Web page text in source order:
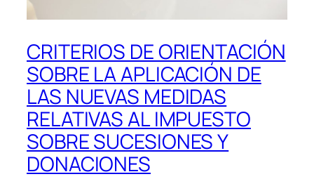
CRITERIOS DE ORIENTACIÓN
SOBRE LA APLICACIÓN DE
LAS NUEVAS MEDIDAS
RELATIVAS AL IMPUESTO
SOBRE SUCESIONES Y
DONACIONES